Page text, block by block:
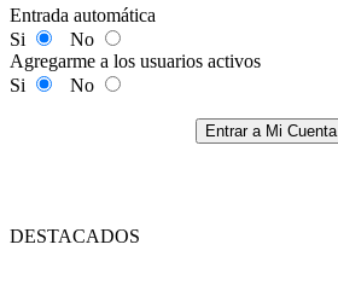
Entrada automática
Si
No
Agregarme a los usuarios activos
Si
No
Entrar a Mi Cuenta
DESTACADOS